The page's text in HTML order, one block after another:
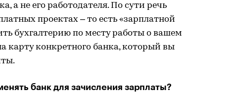
а не его работодателя. По сути речь
проектах – то есть «зарплатной
бухгалтерию по месту работы о вашем
карту конкретного банка, который вы
банк для зачисления зарплаты?